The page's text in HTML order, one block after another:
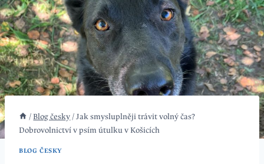
/ Blog česky / Jak smysluplněji trávit volný čas?
Dobrovolnictví v psím útulku v Košicích
BLOG ČESKY